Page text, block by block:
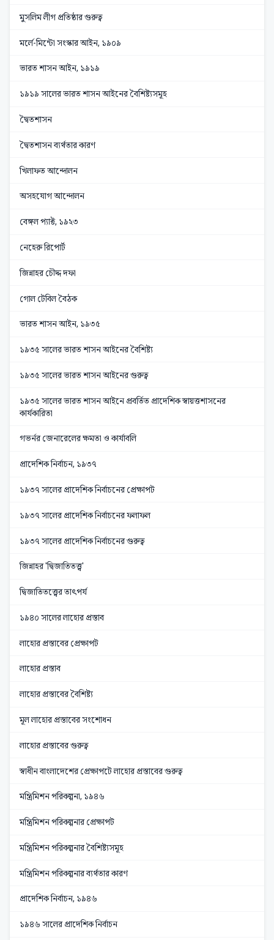
মুসলিম লীগ প্রতিষ্ঠার গুরুত্ব
মর্লে-মিন্টো সংস্কার আইন, ১৯০৯
ভারত শাসন আইন, ১৯১৯
১৯১৯ সালের ভারত শাসন আইনের বৈশিষ্ট্যসমূহ
দ্বৈতশাসন
দ্বৈতশাসন ব্যর্থতার কারণ
খিলাফত আন্দোলন
অসহযোগ আন্দোলন
বেঙ্গল প্যাক্ট, ১৯২৩
নেহেরু রিপোর্ট
জিন্নাহর চৌদ্দ দফা
গোল টেবিল বৈঠক
ভারত শাসন আইন, ১৯৩৫
১৯৩৫ সালের ভারত শাসন আইনের বৈশিষ্ট্য
১৯৩৫ সালের ভারত শাসন আইনের গুরুত্ব
১৯৩৫ সালের ভারত শাসন আইনে প্রবর্তিত প্রাদেশিক স্বায়ত্তশাসনের
কার্যকারিতা
গভর্নর জেনারেলের ক্ষমতা ও কার্যাবলি
প্রাদেশিক নির্বাচন, ১৯৩৭
১৯৩৭ সালের প্রাদেশিক নির্বাচনের প্রেক্ষাপট
১৯৩৭ সালের প্রাদেশিক নির্বাচনের ফলাফল
১৯৩৭ সালের প্রাদেশিক নির্বাচনের গুরুত্ব
জিন্নাহর 'দ্বিজাতিতত্ত্ব'
দ্বিজাতিতত্ত্বের তাৎপর্য
১৯৪০ সালের লাহোর প্রস্তাব
লাহোর প্রস্তাবের প্রেক্ষাপট
লাহোর প্রস্তাব
লাহোর প্রস্তাবের বৈশিষ্ট্য
মূল লাহোর প্রস্তাবের সংশোধন
লাহোর প্রস্তাবের গুরুত্ব
স্বাধীন বাংলাদেশের প্রেক্ষাপটে লাহোর প্রস্তাবের গুরুত্ব
মন্ত্রিমিশন পরিকল্পনা, ১৯৪৬
মন্ত্রিমিশন পরিকল্পনার প্রেক্ষাপট
মন্ত্রিমিশন পরিকল্পনার বৈশিষ্ট্যসমূহ
মন্ত্রিমিশন পরিকল্পনার ব্যর্থতার কারণ
প্রাদেশিক নির্বাচন, ১৯৪৬
১৯৪৬ সালের প্রাদেশিক নির্বাচন